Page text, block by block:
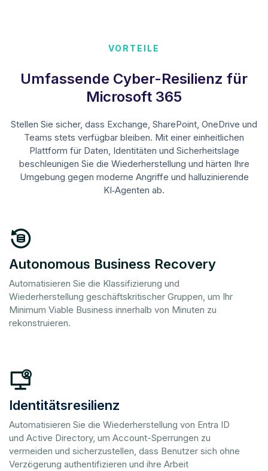
VORTEILE
Umfassende Cyber-Resilienz für
Microsoft 365
Stellen Sie sicher, dass Exchange, SharePoint, OneDrive und
Teams stets verfügbar bleiben. Mit einer einheitlichen
Plattform für Daten, Identitäten und Sicherheitslage
beschleunigen Sie die Wiederherstellung und härten Ihre
Umgebung gegen moderne Angriffe und halluzinierende
KI‑Agenten ab.
Autonomous Business Recovery
Automatisieren Sie die Klassifizierung und
Wiederherstellung geschäftskritischer Gruppen, um Ihr
Minimum Viable Business innerhalb von Minuten zu
rekonstruieren.
Identitätsresilienz
Automatisieren Sie die Wiederherstellung von Entra ID
und Active Directory, um Account-Sperrungen zu
vermeiden und sicherzustellen, dass Benutzer sich ohne
Verzögerung authentifizieren und ihre Arbeit